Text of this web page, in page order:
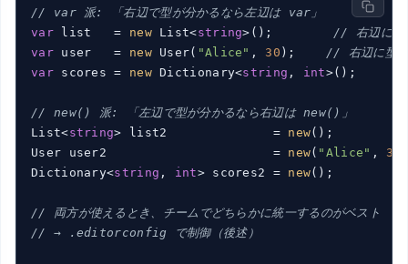
// var 派: 「右辺で型が分かるなら左辺は var」
var list   = new List<string>(); // 右辺に型
var user   = new User( "Alice" , 30 ); // 右辺に型
var scores = new Dictionary<string , int>();
// new() 派: 「左辺で型が分かるなら右辺は new()」
List<string> list2              = new();
User user2                      = new( "Alice" , 30
Dictionary<string , int> scores2 = new();
// 両方が使えるとき、チームでどちらかに統一するのがベスト
// → .editorconfig で制御（後述）